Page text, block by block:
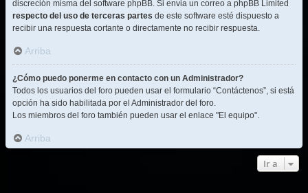
discreción misma del software phpBB. Si envia un correo a phpBB Limited
respecto del uso de terceras partes de este software esté dispuesto a
recibir una respuesta cortante o directamente no recibir respuesta.
Arriba
¿Cómo puedo ponerme en contacto con un Administrador?
Todos los usuarios del foro pueden usar el formulario “Contáctenos”, si está
opción ha sido habilitada por el Administrador del foro.
Los miembros del foro también pueden usar el enlace "El equipo".
Arriba
Ir a